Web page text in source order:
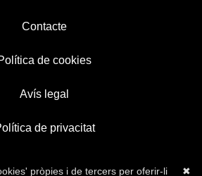
Contacte
de cookies
Avís legal
de privacitat
✖
pròpies i de tercers per oferir-li